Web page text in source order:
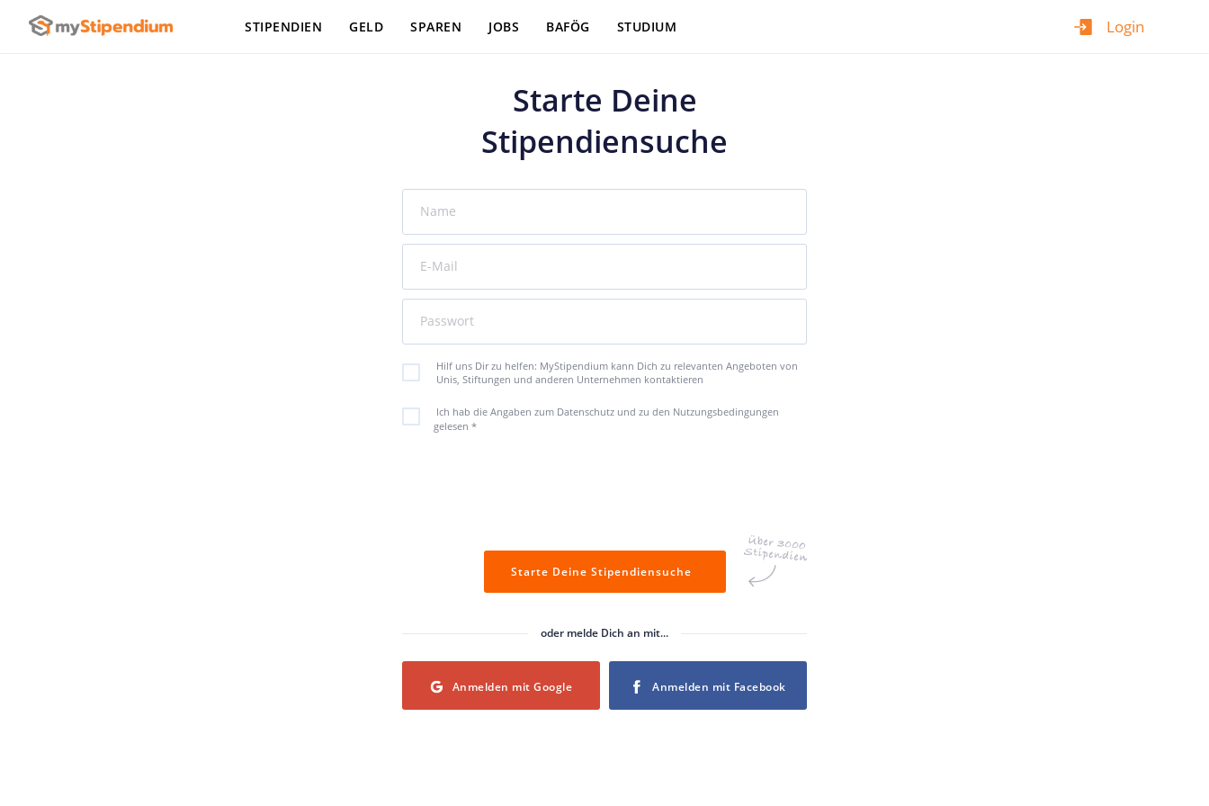
Login
STIPENDIEN GELD SPAREN JOBS BAFÖG STUDIUM
Starte Deine
Stipendiensuche
Name
E-Mail
Passwort
Hilf uns Dir zu helfen: MyStipendium kann Dich zu relevanten Angeboten von
Unis, Stiftungen und anderen Unternehmen kontaktieren
Ich hab die Angaben zum Datenschutz und zu den Nutzungsbedingungen
gelesen *
Starte Deine Stipendiensuche
oder melde Dich an mit...